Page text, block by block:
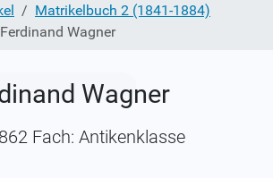
Matrikelbuch 2 (1841-1884)
Wagner
Wagner
Fach: Antikenklasse